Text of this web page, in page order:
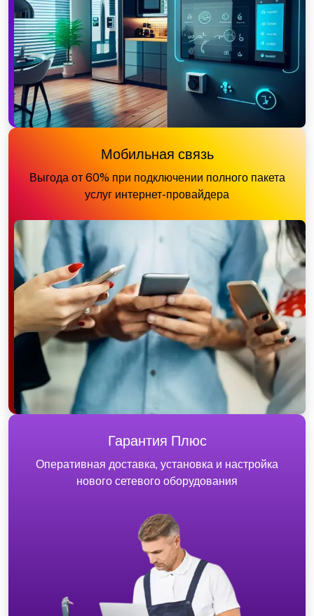
Мобильная связь
Выгода от 60% при подключении полного пакета
услуг интернет-провайдера
Гарантия Плюс
Оперативная доставка, установка и настройка
нового сетевого оборудования